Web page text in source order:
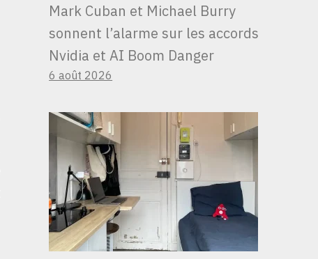
Mark Cuban et Michael Burry
sonnent l’alarme sur les accords
Nvidia et AI Boom Danger
6 août 2026